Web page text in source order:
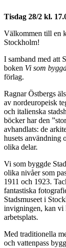
Tisdag 28/2 kl.
Välkommen till en
Stockholm!
I samband med att
boken Vi som
förlag.
Ragnar Östbergs
av nordeuropeisk
och italienska
böcker har den
avhandlats: de
husets användning
olika delar.
Vi som byggde
olika nivåer som
1911 och 1923.
fantastiska
Stadsmuseet i
invigningen, kan vi
arbetsplats.
Med traditionella
och vattenpass